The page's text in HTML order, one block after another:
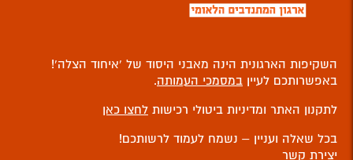
השקיפות הארגונית הינה מאבני היסוד של ‘איחוד הצלה’!
באפשרותכם לעיין במסמכי העמותה.
לתקנון האתר ומדיניות ביטולי רכישות לחצו כאן
בכל שאלה ועניין – נשמח לעמוד לרשותכם!
יצירת קשר